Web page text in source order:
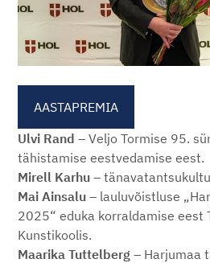
AASTAPREMIA
Ulvi Rand – Veljo Tormise 95.
tähistamise eestvedamise eest.
Mirell Karhu –
Mai Ainsalu – lauluvõistluse
2025“ eduka korraldamise eest
Kunstikoolis.
Maarika Tuttelberg – Harjumaa